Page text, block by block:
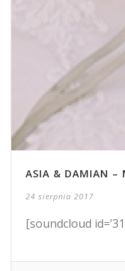
ASIA & DAMIAN –
24 sierpnia 2017
[soundcloud